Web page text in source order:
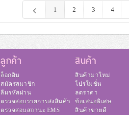
1 2 3 4
ลูกค้า
ล็อกอิน
สมัครสมาชิก
ลืมรหัสผ่าน
ตรวจสอบรายการส่งสินค้า
ตรวจสอบสถานะ EMS
สินค้า
สินค้ามาใหม่
โปรโมชั่น
ลดราคา
ข้อเสนอพิเศษ
สินค้าขายดี